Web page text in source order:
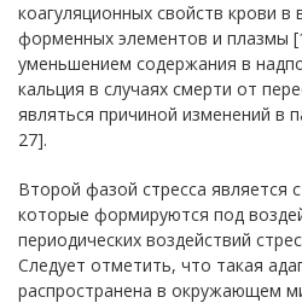
коагуляционных свойств крови в
форменных элементов и плазмы
уменьшением содержания в
кальция в случаях смерти от
являться причиной изменений в
27].
Второй фазой стресса является
которые формируются под
периодических воздействий
Следует отметить, что такая
распространена в окружающем